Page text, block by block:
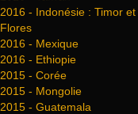
2016 - Indonésie : Timor et
Flores
2016 - Mexique
2016 - Ethiopie
2015 - Corée
2015 - Mongolie
2015 - Guatemala